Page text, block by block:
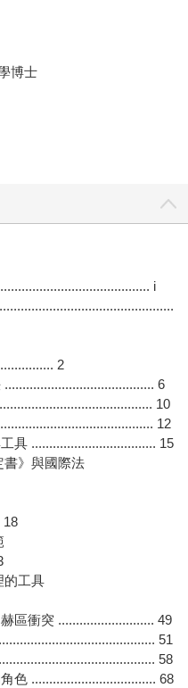
博士
i
2
6
10
12
具 ................................... 15
書》與國際法
18
的工具
區衝突 ........................... 49
51
58
色 ................................... 68